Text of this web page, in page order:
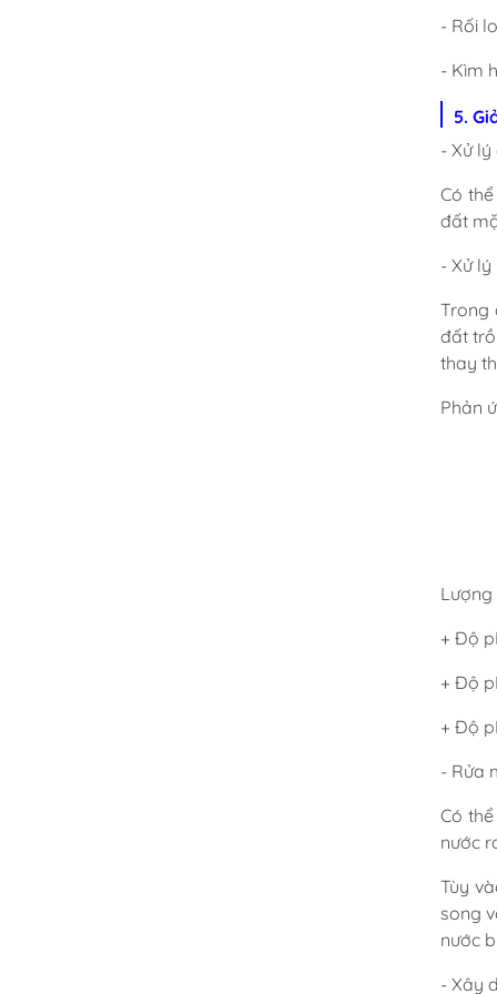
- Rối
- Kìm
5.
- Xử
Có
đất
- Xử
Trong
đất
thay
Phản
+ Độ
+ Độ
+ Độ
- Rửa
Có
nước
Tùy
song
nước
- Xây